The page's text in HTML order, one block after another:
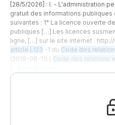
[28/5/2026] : I. - L'administration
gratuit des informations
suivantes : 1° La licence ouverte
publiques […] Les licences
ligne, […] sur le site internet :
article L123 -1 du Code des
(2018-08-11) ( Code des relations